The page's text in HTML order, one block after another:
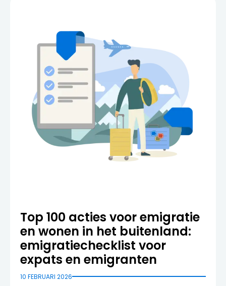
Top 100 acties voor emigratie
en wonen in het buitenland:
emigratiechecklist voor
expats en emigranten
10 FEBRUARI 2026